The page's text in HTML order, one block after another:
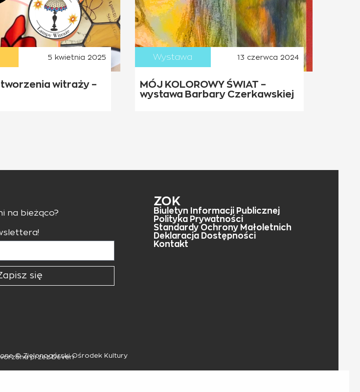
5 kwietnia 2025
witraży –
Wystawa 13 czerwca 2024
MÓJ KOLOROWY ŚWIAT –
wystawa Barbary Czerkawskiej
na bieżąco?
się
ZOK
Biuletyn Informacji Publicznej
Polityka Prywatności
Standardy Ochrony Małoletnich
Deklaracja Dostępności
Kontakt
© Zielonogórski Ośrodek Kultury
przez Deverr